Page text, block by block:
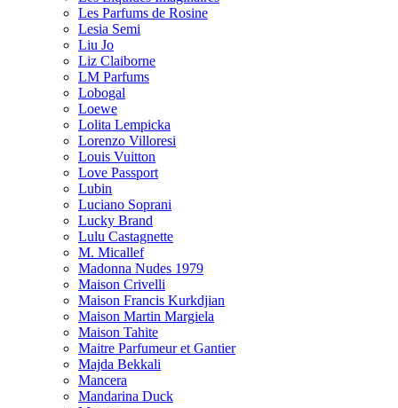
Les Parfums de Rosine
Lesia Semi
Liu Jo
Liz Claiborne
LM Parfums
Lobogal
Loewe
Lolita Lempicka
Lorenzo Villoresi
Louis Vuitton
Love Passport
Lubin
Luciano Soprani
Lucky Brand
Lulu Castagnette
M. Micallef
Madonna Nudes 1979
Maison Crivelli
Maison Francis Kurkdjian
Maison Martin Margiela
Maison Tahite
Maitre Parfumeur et Gantier
Majda Bekkali
Mancera
Mandarina Duck